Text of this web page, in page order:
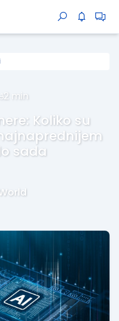
2 min
Koliko su
sada